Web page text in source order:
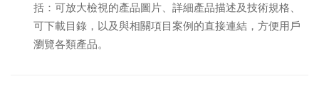
括：可放大檢視的產品圖片、詳細產品描述及技術規格、
可下載目錄，以及與相關項目案例的直接連結，方便用戶
瀏覽各類產品。